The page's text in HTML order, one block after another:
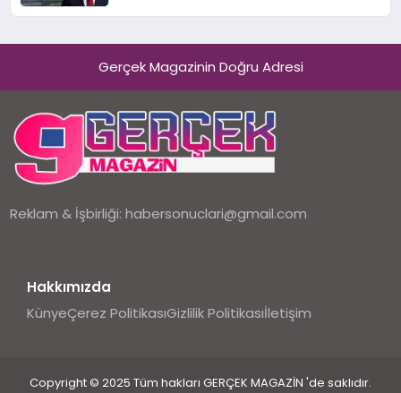
Hayata Geçirecek
Gerçek Magazinin Doğru Adresi
Reklam & İşbirliği:habersonuclari@gmail.com
Hakkımızda
KünyeÇerez PolitikasıGizlilik Politikasıİletişim
Copyright © 2025 Tüm hakları GERÇEK MAGAZİN 'de saklıdır.